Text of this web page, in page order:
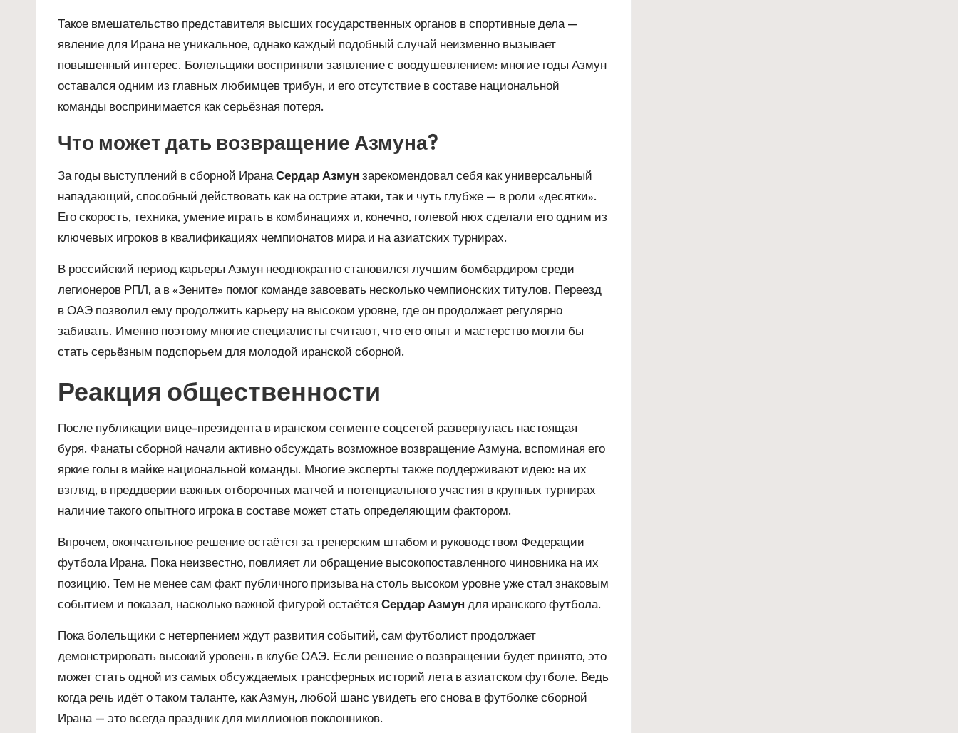
Такое вмешательство представителя высших государственных органов в спортивные дела —
явление для Ирана не уникальное, однако каждый подобный случай неизменно вызывает
повышенный интерес. Болельщики восприняли заявление с воодушевлением: многие годы Азмун
оставался одним из главных любимцев трибун, и его отсутствие в составе национальной
команды воспринимается как серьёзная потеря.
Что может дать возвращение Азмуна?
За годы выступлений в сборной ИранаСердар Азмун зарекомендовал себя как универсальный
нападающий, способный действовать как на острие атаки, так и чуть глубже — в роли «десятки».
Его скорость, техника, умение играть в комбинациях и, конечно, голевой нюх сделали его одним из
ключевых игроков в квалификациях чемпионатов мира и на азиатских турнирах.
В российский период карьеры Азмун неоднократно становился лучшим бомбардиром среди
легионеров РПЛ, а в «Зените» помог команде завоевать несколько чемпионских титулов. Переезд
в ОАЭ позволил ему продолжить карьеру на высоком уровне, где он продолжает регулярно
забивать. Именно поэтому многие специалисты считают, что его опыт и мастерство могли бы
стать серьёзным подспорьем для молодой иранской сборной.
Реакция общественности
После публикации вице-президента в иранском сегменте соцсетей развернулась настоящая
буря. Фанаты сборной начали активно обсуждать возможное возвращение Азмуна, вспоминая его
яркие голы в майке национальной команды. Многие эксперты также поддерживают идею: на их
взгляд, в преддверии важных отборочных матчей и потенциального участия в крупных турнирах
наличие такого опытного игрока в составе может стать определяющим фактором.
Впрочем, окончательное решение остаётся за тренерским штабом и руководством Федерации
футбола Ирана. Пока неизвестно, повлияет ли обращение высокопоставленного чиновника на их
позицию. Тем не менее сам факт публичного призыва на столь высоком уровне уже стал знаковым
событием и показал, насколько важной фигурой остаётся Сердар Азмун для иранского футбола.
Пока болельщики с нетерпением ждут развития событий, сам футболист продолжает
демонстрировать высокий уровень в клубе ОАЭ. Если решение о возвращении будет принято, это
может стать одной из самых обсуждаемых трансферных историй лета в азиатском футболе. Ведь
когда речь идёт о таком таланте, как Азмун, любой шанс увидеть его снова в футболке сборной
Ирана — это всегда праздник для миллионов поклонников.